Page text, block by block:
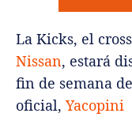
La Kicks, el
Nissan, estará
fin de semana
oficial, Yacopini